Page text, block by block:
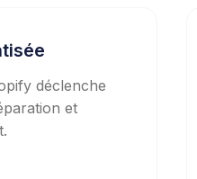
déclenche
et